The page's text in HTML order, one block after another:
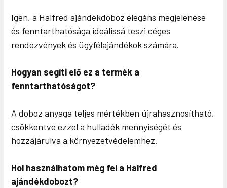
Igen, a Halfred ajándékdoboz elegáns megjelenése
és fenntarthatósága ideálissá teszi céges
rendezvények és ügyfélajándékok számára.
Hogyan segíti elő ez a termék a
fenntarthatóságot?
A doboz anyaga teljes mértékben újrahasznosítható,
csökkentve ezzel a hulladék mennyiségét és
hozzájárulva a környezetvédelemhez.
Hol használhatom még fel a Halfred
ajándékdobozt?